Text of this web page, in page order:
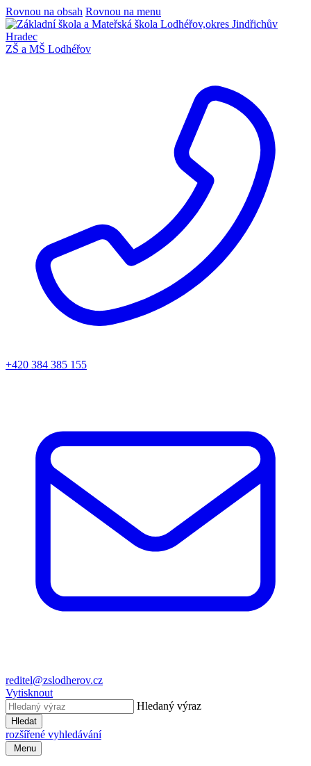
Rovnou na obsah Rovnou na menu
ZŠ a MŠ Lodhéřov
+420 384 385 155
reditel@zslodherov.cz
Vytisknout
Hledaný výraz
Hledat
rozšířené vyhledávání
Menu